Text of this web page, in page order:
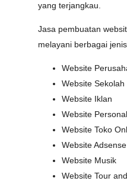
yang terjangkau.
Jasa pembuatan
melayani berbagai
Website
Website
Website Iklan
Website
Website Toko
Website Adsense
Website Musik
Website Tour